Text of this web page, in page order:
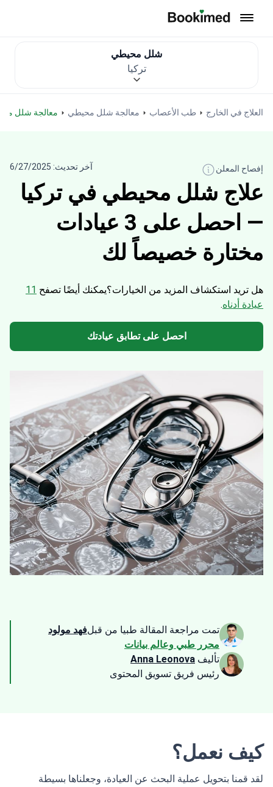
العلاج في الخارج طب الأعصاب معالجة شلل محيطي معالجة شلل
شلل محيطي
تركيا
إفصاح المعلن آخر تحديث: 6/27/2025
علاج شلل محيطي في تركيا
— احصل على 3 عيادات
مختارة خصيصاً لك
هل تريد استكشاف المزيد من الخيارات؟يمكنك أيضًا تصفح 11
عيادة أدناه.
احصل على تطابق عيادتك
تمت مراجعة المقالة طبيا من قبلفهد مولود
محرر طبي وعالم بيانات
تأليف Anna Leonova
رئيس فريق تسويق المحتوى
كيف نعمل؟
لقد قمنا بتحويل عملية البحث عن العيادة، وجعلناها بسيطة